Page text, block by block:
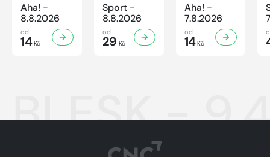
Aha! -
8.8.2026
od
14Kč
Sport -
8.8.2026
od
29 Kč
Aha! -
7.8.2026
od
14Kč
BLESK -